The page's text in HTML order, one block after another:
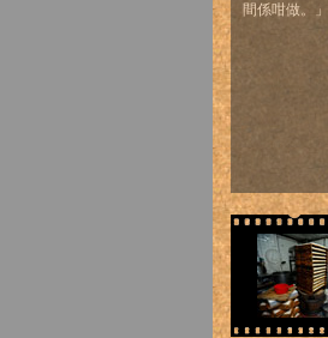
間係咁做。」